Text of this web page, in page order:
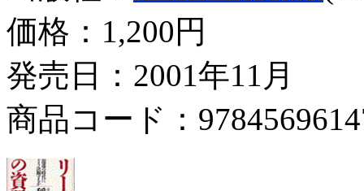
価格： 1,200円
発売日：2001年11月
商品コード：